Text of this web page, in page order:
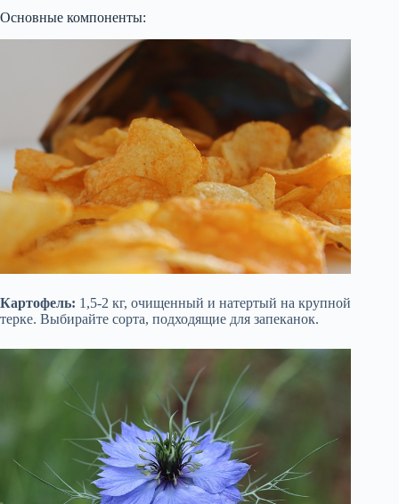
Основные компоненты:
Картофель: 1,5-2 кг, очищенный и натертый на крупной
терке. Выбирайте сорта, подходящие для запеканок.